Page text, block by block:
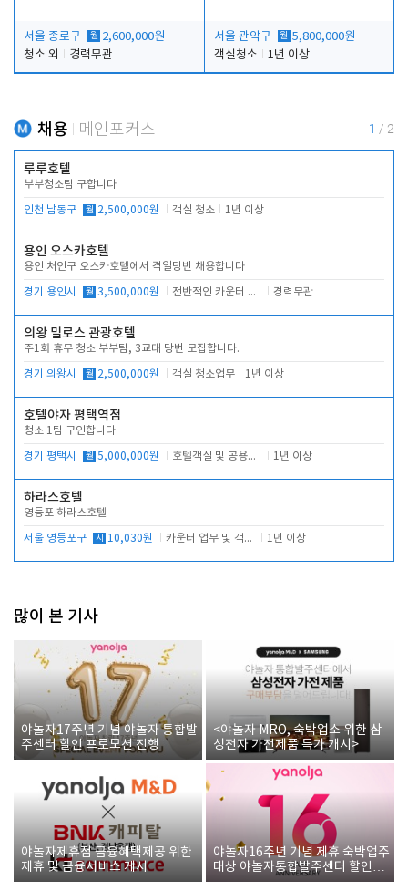
서울 종로구 월 2,600,000원
청소 외
경력무관
서울 관악구 월 5,800,000원
객실청소
1년 이상
채용 메인포커스 1 / 2
루루호텔
부부청소팀 구합니다
인천 남동구 월 2,500,000원 객실 청소 1년 이상
용인 오스카호텔
용인 처인구 오스카호텔에서 격일당번 채용합니다
경기 용인시 월 3,500,000원 전반적인 카운터 업무 경력무관
의왕 밀로스 관광호텔
주1회 휴무 청소 부부팀, 3교대 당번 모집합니다.
경기 의왕시 월 2,500,000원 객실 청소업무 1년 이상
호텔야자 평택역점
청소 1팀 구인합니다
경기 평택시 월 5,000,000원 호텔객실 및 공용시설 청소 관리 1년 이상
하라스호텔
영등포 하라스호텔
서울 영등포구 시 10,030원 카운터 업무 및 객실관리(청소상태 확인, 객실판매) 1년 이상
많이 본 기사
야놀자17주년 기념 야놀자 통합발
주센터 할인 프로모션 진행
<야놀자 MRO, 숙박업소 위한 삼
성전자 가전제품 특가 개시>
야놀자제휴점 금융혜택제공 위한
제휴 및 금융서비스 게시
야놀자16주년 기념 제휴 숙박업주
대상 야놀자통합발주센터 할인쿠
폰 증정